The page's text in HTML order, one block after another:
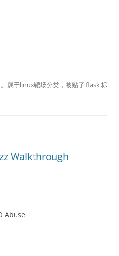
。属于linux靶场分类，被贴了 flask标
Walkthrough
Abuse